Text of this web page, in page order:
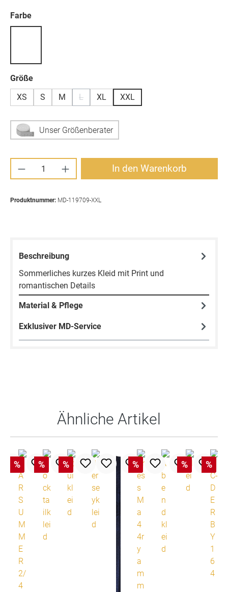
Farbeauswählen
Größeauswählen
XS
S M L
(Diese Option ist zurzeit nicht verfügbar.)
XL XXL
Unser Größenberater
Produkt Anzahl: Gib den gewünschten
In den Warenkorb
Produktnummer: MD-119709-XXL
Beschreibung
Sommerliches kurzes Kleid mit Print und
romantischen Details
Material & Pflege
Exklusiver MD-Service
Ähnliche Artikel
% % % % % %